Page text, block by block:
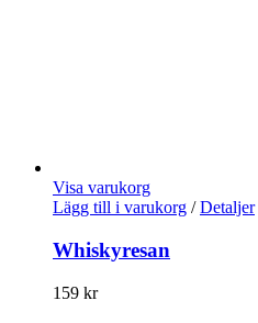
Visa varukorg
Lägg till i varukorg / Detaljer
Whiskyresan
159 kr